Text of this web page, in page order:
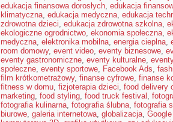
edukacja finansowa dorosłych, edukacja
klimatyczna, edukacja medyczna, edukacja
zdrowotna dzieci, edukacja zdrowotna szkolna,
ekologiczne ogrodnictwo, ekonomia społeczna,
medyczna, elektronika mobilna, energia cieplna,
room domowy, event video, eventy biznesowe,
eventy gastronomiczne, eventy kulturalne,
społeczne, eventy sportowe, Facebook Ads,
film krótkometrażowy, finanse cyfrowe, finanse
fitness w domu, fizjoterapia dzieci, food delivery
marketing, food styling, food truck festival ,
fotografia kulinarna, fotografia ślubna, fotografia
biurowe, galeria internetowa, globalizacja,